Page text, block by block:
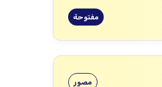
مفتوحة
مصور